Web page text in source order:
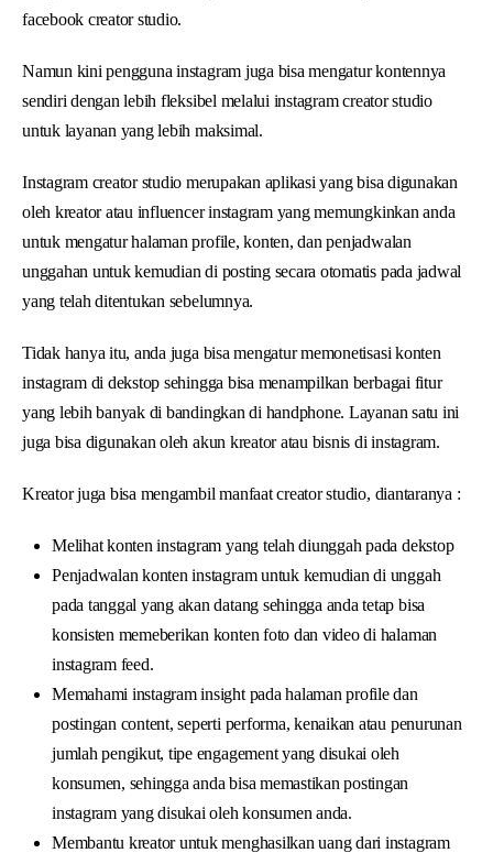
facebook creator studio.
Namun kini pengguna instagram juga bisa mengatur kontennya
sendiri dengan lebih fleksibel melalui instagram creator studio
untuk layanan yang lebih maksimal.
Instagram creator studio merupakan aplikasi yang bisa digunakan
oleh kreator atau influencer instagram yang memungkinkan anda
untuk mengatur halaman profile, konten, dan penjadwalan
unggahan untuk kemudian di posting secara otomatis pada jadwal
yang telah ditentukan sebelumnya.
Tidak hanya itu, anda juga bisa mengatur memonetisasi konten
instagram di dekstop sehingga bisa menampilkan berbagai fitur
yang lebih banyak di bandingkan di handphone. Layanan satu ini
juga bisa digunakan oleh akun kreator atau bisnis di instagram.
Kreator juga bisa mengambil manfaat creator studio, diantaranya :
Melihat konten instagram yang telah diunggah pada dekstop
Penjadwalan konten instagram untuk kemudian di unggah
pada tanggal yang akan datang sehingga anda tetap bisa
konsisten memeberikan konten foto dan video di halaman
instagram feed.
Memahami instagram insight pada halaman profile dan
postingan content, seperti performa, kenaikan atau penurunan
jumlah pengikut, tipe engagement yang disukai oleh
konsumen, sehingga anda bisa memastikan postingan
instagram yang disukai oleh konsumen anda.
Membantu kreator untuk menghasilkan uang dari instagram